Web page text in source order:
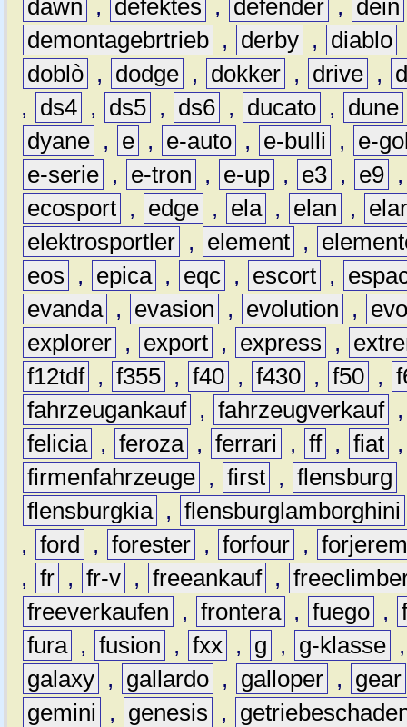
dawn , defektes , defender , dein
demontagebrtrieb , derby , diablo
doblò , dodge , dokker , drive ,
,
ds4 , ds5 , ds6 , ducato , dune
dyane , e , e-auto , e-bulli ,
e-
e-serie , e-tron , e-up , e3 , e9
ecosport , edge , ela , elan ,
elektrosportler , element ,
eos
, epica , eqc , escort ,
evanda , evasion , evolution ,
explorer , export , express ,
f12tdf , f355 , f40 , f430 , f50 ,
fahrzeugankauf , fahrzeugverkauf
felicia , feroza , ferrari , ff , fiat
firmenfahrzeuge , first , flensburg
flensburgkia , flensburglamborghini
, ford , forester , forfour ,
, fr , fr-v , freeankauf ,
freeverkaufen
, frontera , fuego ,
fura , fusion , fxx , g , g-klasse
galaxy , gallardo , galloper ,
gear
gemini
, genesis ,